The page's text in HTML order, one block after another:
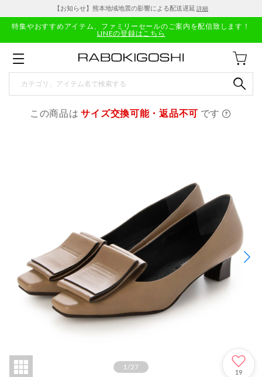
【お知らせ】熊本地域地震の影響による配送遅延 詳細
特集やおすすめアイテム、ファミリーセールのご案内を配信致します！
LINEの登録はこちら
この商品はサイズ交換可能・返品不可 です
1/27
19